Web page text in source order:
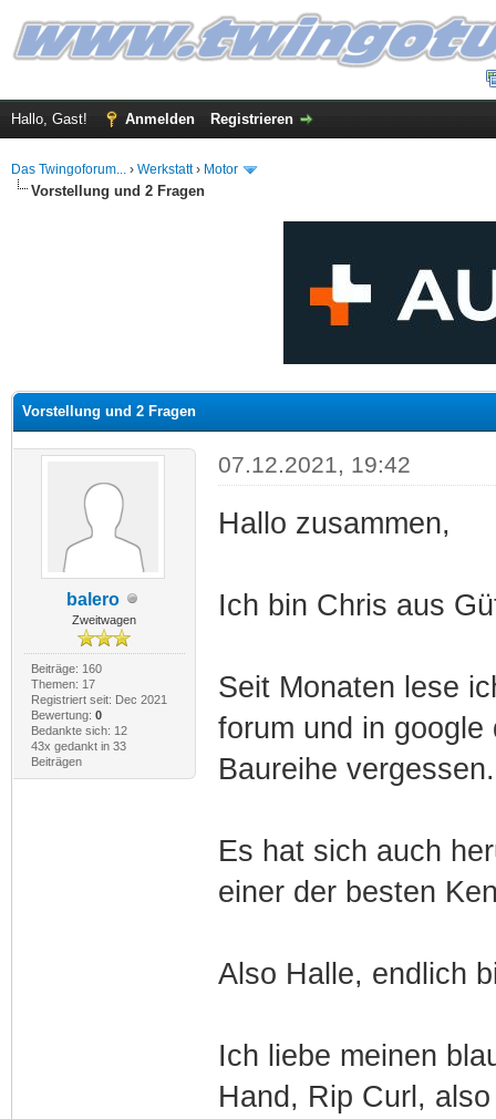
Hallo, Gast! Anmelden Registrieren
Das Twingoforum... › Werkstatt› Motor
Vorstellung und 2 Fragen
Vorstellung und 2 Fragen
balero
Zweitwagen
Beiträge: 160
Themen: 17
Registriert seit: Dec 2021
Bewertung: 0
Bedankte sich: 12
43x gedankt in 33
Beiträgen
07.12.2021, 19:42
Hallo zusammen,
Ich bin Chris aus
Seit Monaten lese
forum und in
Baureihe vergessen.
Es hat sich auch
einer der besten
Also Halle, endlich
Ich liebe meinen
Hand, Rip Curl,